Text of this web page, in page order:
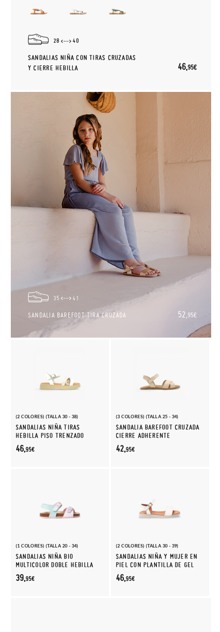
28 40
SANDALIAS NIÑA CON TIRAS CRUZADAS
Y CIERRE HEBILLA
46,95€
35 41
SANDALIA BAREFOOT TIRA CRUZADA 52, 95€
(2 COLORES) (TALLA 30 - 38)
SANDALIAS NIÑA TIRAS
HEBILLA PISO TRENZADO
46,95€
(3 COLORES) (TALLA 25 - 34)
SANDALIA BAREFOOT CRUZADA
CIERRE ADHERENTE
42,95€
(1 COLORES) (TALLA 20 - 34)
SANDALIAS NIÑA BIO
MULTICOLOR DOBLE HEBILLA
39,95€
(2 COLORES) (TALLA 30 - 39)
SANDALIAS NIÑA Y MUJER EN
PIEL CON PLANTILLA DE GEL
46,95€